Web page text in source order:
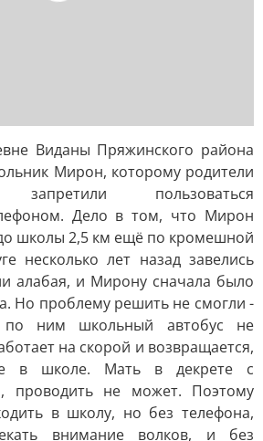
Виданы Пряжинского района
Мирон, которому родители
запретили пользоваться
Дело в том, что Мирон
школы 2,5 км ещё по кромешной
несколько лет назад завелись
алабая, и Мирону сначала было
Но проблему решить не смогли -
по ним школьный автобус не
на скорой и возвращается,
в школе. Мать в декрете с
проводить не может. Поэтому
в школу, но без телефона,
внимание волков, и без